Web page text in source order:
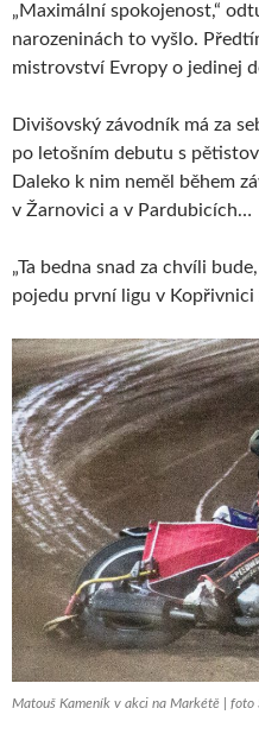
„Maximální spokojenost,“
narozeninách to vyšlo.
mistrovství Evropy o jedinej
Divišovský závodník má za
po letošním debutu s
Daleko k nim neměl během
v Žarnovici a v Pardubicích…
„Ta bedna snad za chvíli
pojedu první ligu v Kopřivnici
Matouš Kameník v akci na Markétě | foto